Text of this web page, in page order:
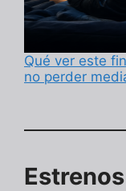
Qué ver este
no perder